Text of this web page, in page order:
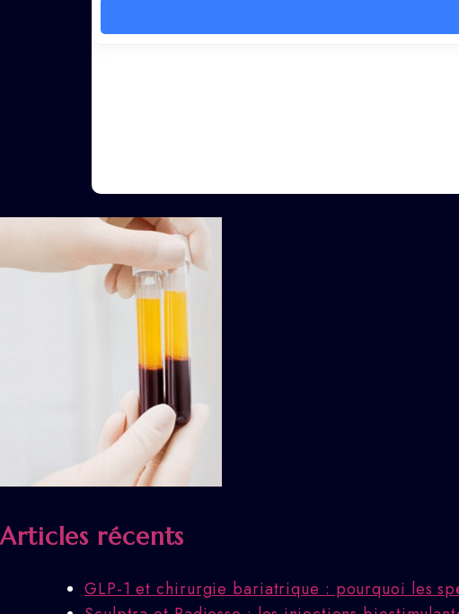
Articles récents
GLP-1 et chirurgie bariatrique : pourquoi les